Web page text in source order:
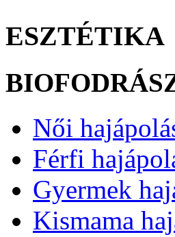
ESZTÉTIKA
Női
Férfi
Gyermek
Kismama